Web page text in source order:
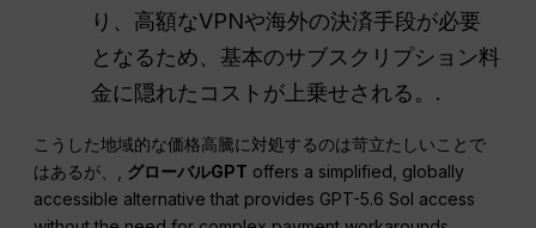
り、高額なVPNや海外の決済手段が必要
となるため、基本のサブスクリプション料
金に隠れたコストが上乗せされる。.
こうした地域的な価格高騰に対処するのは苛立たしいことで
はあるが、, グローバルGPT offers a simplified, globally
accessible alternative that provides GPT-5.6 Sol access